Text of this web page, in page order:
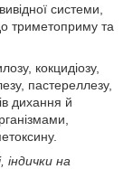
системи,
триметоприму та
кокцидіозу,
пастереллезу,
дихання й
на